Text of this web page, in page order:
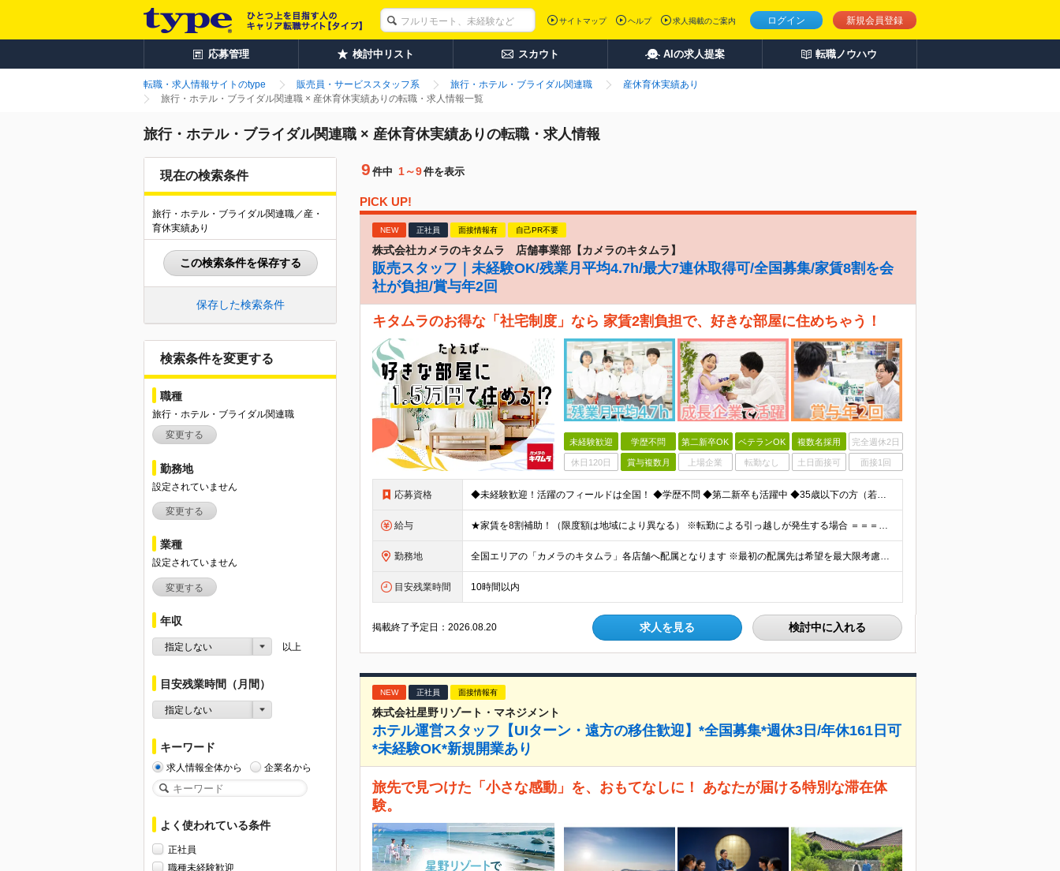
ログイン 新規会員登録
サイトマップ ヘルプ 求人掲載のご案内
応募管理 検討中リスト スカウト AIの求人提案 転職ノウハウ
転職・求人情報サイトのtype 販売員・サービススタッフ系 旅行・ホテル・ブライダル関連職
産休育休実績あり
旅行・ホテル・ブライダル関連職 × 産休育休実績ありの転職・求人情報一覧
旅行・ホテル・ブライダル関連職 × 産休育休実績ありの転職・求人情報
現在の検索条件
旅行・ホテル・ブライダル関連職／産・
育休実績あり
この検索条件を保存する
保存した検索条件
検索条件を変更する
職種
旅行・ホテル・ブライダル関連職
変更する
勤務地
設定されていません
変更する
業種
設定されていません
変更する
年収
指定しない 以上
目安残業時間（月間）
指定しない
キーワード
求人情報全体から 企業名から
よく使われている条件
正社員
職種未経験歓迎
9 件中 1～9件を表示
PICK UP!
NEW 正社員 面接情報有 自己PR不要
株式会社カメラのキタムラ 店舗事業部【カメラのキタムラ】
販売スタッフ｜未経験OK/残業月平均4.7h/最大7連休取得可/全国募集/家賃8割を会
社が負担/賞与年2回
キタムラのお得な「社宅制度」なら 家賃2割負担で、好きな部屋に住めちゃう！
未経験歓迎 学歴不問 第二新卒OK ベテランOK 複数名採用 完全週休2日
休日120日 賞与複数月 上場企業 転勤なし 土日面接可 面接1回
応募資格 ◆未経験歓迎！活躍のフィールドは全国！ ◆学歴不問 ◆第二新卒も活躍中 ◆35歳以下の方（若年層の長期キャリア形成を図るため）
給与 ★家賃を8割補助！（限度額は地域により異なる） ※転勤による引っ越しが発生する場合 ＝＝＝＝＝＝＝＝＝＝＝＝＝＝＝＝＝＝＝＝＝＝＝ 例えば、家賃7.5万円なら6万円は会社で負担。 あなたが支払うのは、
勤務地 全国エリアの「カメラのキタムラ」各店舗へ配属となります ※最初の配属先は希望を最大限考慮した上で決定します ▼詳しい勤務地住所は下記URLをご確認ください。 https://sss.kitamur
目安残業時間 10時間以内
掲載終了予定日：2026.08.20 求人を見る 検討中に入れる
NEW 正社員 面接情報有
株式会社星野リゾート・マネジメント
ホテル運営スタッフ【UIターン・遠方の移住歓迎】*全国募集*週休3日/年休161日可
*未経験OK*新規開業あり
旅先で見つけた「小さな感動」を、おもてなしに！ あなたが届ける特別な滞在体
験。